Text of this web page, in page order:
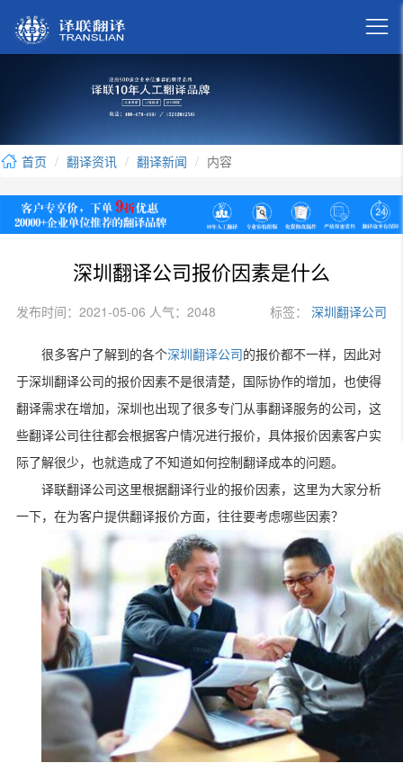

首页 翻译资讯 翻译新闻 内容
深圳翻译公司报价因素是什么
发布时间：2021-05-06 人气：2048 标签： 深圳翻译公司
很多客户了解到的各个深圳翻译公司 的报价都不一样，因此对
于深圳翻译公司的报价因素不是很清楚，国际协作的增加，也使得
翻译需求在增加，深圳也出现了很多专门从事翻译服务的公司，这
些翻译公司往往都会根据客户情况进行报价，具体报价因素客户实
际了解很少，也就造成了不知道如何控制翻译成本的问题。
译联翻译公司这里根据翻译行业的报价因素，这里为大家分析
一下，在为客户提供翻译报价方面，往往要考虑哪些因素？